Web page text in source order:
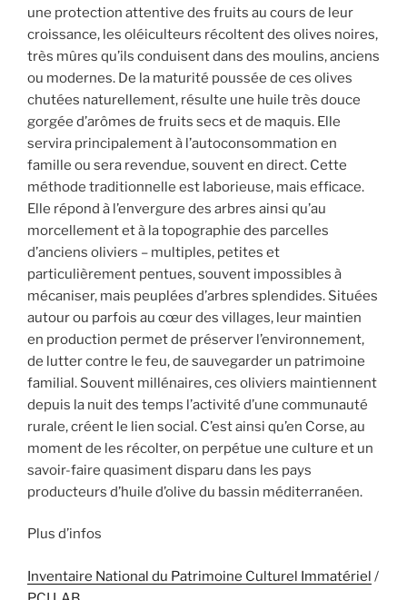
une protection attentive des fruits au cours de leur
croissance, les oléiculteurs récoltent des olives noires,
très mûres qu’ils conduisent dans des moulins, anciens
ou modernes. De la maturité poussée de ces olives
chutées naturellement, résulte une huile très douce
gorgée d’arômes de fruits secs et de maquis. Elle
servira principalement à l’autoconsommation en
famille ou sera revendue, souvent en direct. Cette
méthode traditionnelle est laborieuse, mais efficace.
Elle répond à l’envergure des arbres ainsi qu’au
morcellement et à la topographie des parcelles
d’anciens oliviers – multiples, petites et
particulièrement pentues, souvent impossibles à
mécaniser, mais peuplées d’arbres splendides. Situées
autour ou parfois au cœur des villages, leur maintien
en production permet de préserver l’environnement,
de lutter contre le feu, de sauvegarder un patrimoine
familial. Souvent millénaires, ces oliviers maintiennent
depuis la nuit des temps l’activité d’une communauté
rurale, créent le lien social. C’est ainsi qu’en Corse, au
moment de les récolter, on perpétue une culture et un
savoir-faire quasiment disparu dans les pays
producteurs d’huile d’olive du bassin méditerranéen.
Plus d’infos
Inventaire National du Patrimoine Culturel Immatériel /